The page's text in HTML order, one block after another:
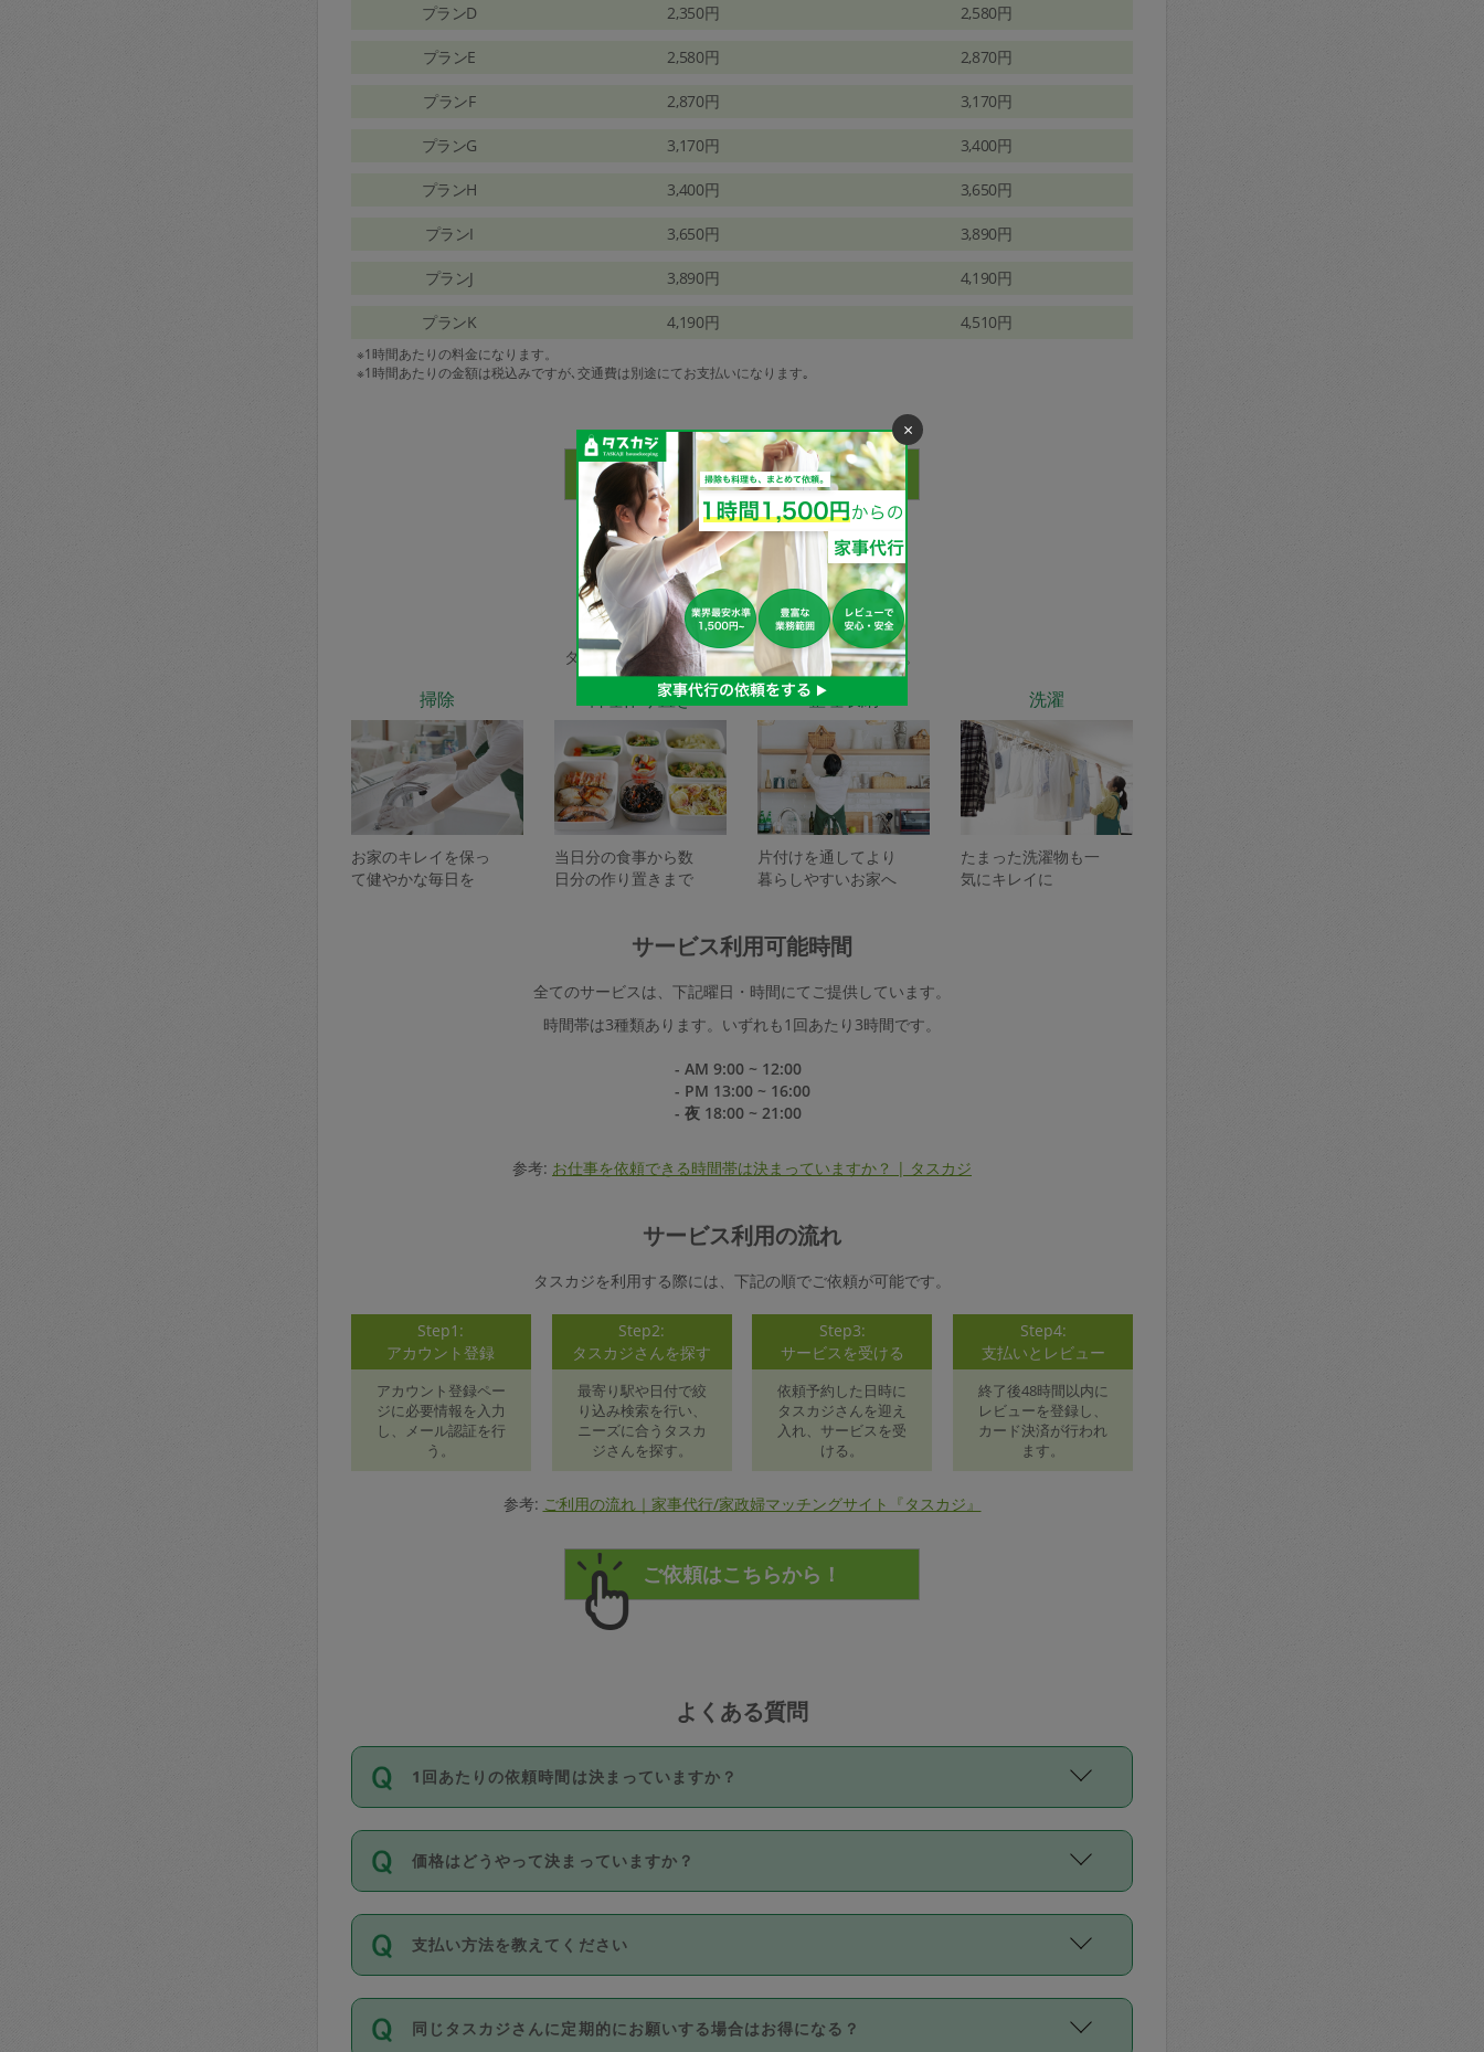
プランD 2,350円 2,580円
プランE 2,580円 2,870円
プランF 2,870円 3,170円
プランG 3,170円 3,400円
プランH 3,400円 3,650円
プランI 3,650円 3,890円
プランJ 3,890円 4,190円
プランK 4,190円 4,510円
※1時間あたりの料金になります。
※1時間あたりの金額は税込みですが､交通費は別途にてお支払いになります｡
家事代行サービスの種類
タスカジで依頼できるサービスは下記となります。
掃除
お家のキレイを保っ
て健やかな毎日を
料理作り置き
当日分の食事から数
日分の作り置きまで
整理収納
片付けを通してより
暮らしやすいお家へ
洗濯
たまった洗濯物も一
気にキレイに
サービス利用可能時間
全てのサービスは、下記曜日・時間にてご提供しています。
時間帯は3種類あります。いずれも1回あたり3時間です。
- AM 9:00 ~ 12:00
- PM 13:00 ~ 16:00
- 夜 18:00 ~ 21:00
参考: お仕事を依頼できる時間帯は決まっていますか？ | タスカジ
サービス利用の流れ
タスカジを利用する際には、下記の順でご依頼が可能です。
Step1:
アカウント登録
アカウント登録ペー
ジに必要情報を入力
し、メール認証を行
う。
Step2:
タスカジさんを探す
最寄り駅や日付で絞
り込み検索を行い、
ニーズに合うタスカ
ジさんを探す。
Step3:
サービスを受ける
依頼予約した日時に
タスカジさんを迎え
入れ、サービスを受
ける。
Step4:
支払いとレビュー
終了後48時間以内に
レビューを登録し、
カード決済が行われ
ます。
参考: ご利用の流れ｜家事代行/家政婦マッチングサイト『タスカジ』
よくある質問
1回あたりの依頼時間は決まっていますか？
依頼1回につき3時間固定です。3時間を超えて依頼したい場合は、延長機能をご利用くださ
い。機能をご利用いただくには、タスカジさんに事前に相談し、合意の上事前申請すること
が必要です。なお、3時間を下回っても、値引き等はございません。
価格はどうやって決まっていますか？
11種類の価格帯の中からタスカジさん自身が価格を選んで設定しています。
タスカジさんの価格設定には最初は制限があり、レビュー件数、レビューの平均値、などで
除々に設定可能な最高額が上がっていく仕組みになっています。
支払い方法を教えてください
お支払方法はクレジットカード（Visa／Master／JCB／AMERICAN EXPRESS／Diners
Club）のみとなります。
同じタスカジさんに定期的にお願いする場合はお得になる？
×